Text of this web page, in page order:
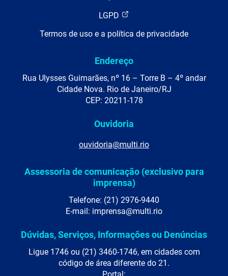
LGPD
Termos de uso e a política de privacidade
Endereço
Rua Ulysses Guimarães, nº 16 – Torre B – 4º andar
Cidade Nova. Rio de Janeiro/RJ
CEP: 20211-178
Ouvidoria
ouvidoria@multi.rio
Assessoria de comunicação (exclusivo para
imprensa)
Telefone: (21) 2976-9440
E-mail: imprensa@multi.rio
Dúvidas, Serviços, Informações ou Denúncias
Ligue 1746 ou (21) 3460-1746, em cidades com
código de área diferente do 21.